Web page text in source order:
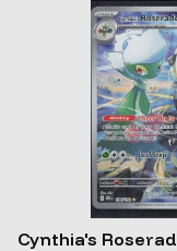
Cynthia's